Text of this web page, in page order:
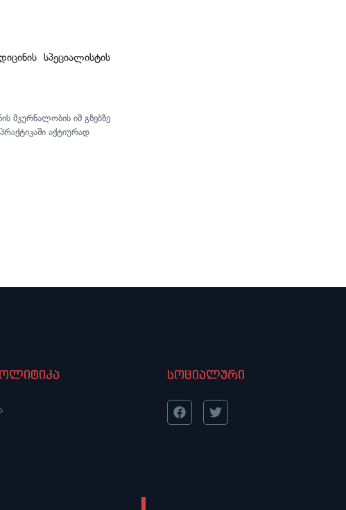
სპეციალისტის
მკურნალობის იმ გზებზე
აქტიურად
სოციალური